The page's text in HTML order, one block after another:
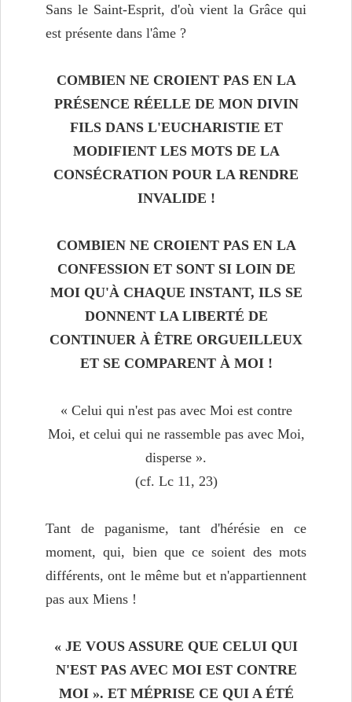
Sans le Saint-Esprit, d'où vient la Grâce qui
est présente dans l'âme ?
COMBIEN NE CROIENT PAS EN LA
PRÉSENCE RÉELLE DE MON DIVIN
FILS DANS L'EUCHARISTIE ET
MODIFIENT LES MOTS DE LA
CONSÉCRATION POUR LA RENDRE
INVALIDE !
COMBIEN NE CROIENT PAS EN LA
CONFESSION ET SONT SI LOIN DE
MOI QU'À CHAQUE INSTANT, ILS SE
DONNENT LA LIBERTÉ DE
CONTINUER À ÊTRE ORGUEILLEUX
ET SE COMPARENT À MOI !
« Celui qui n'est pas avec Moi est contre
Moi, et celui qui ne rassemble pas avec Moi,
disperse ».
(cf. Lc 11, 23)
Tant de paganisme, tant d'hérésie en ce
moment, qui, bien que ce soient des mots
différents, ont le même but et n'appartiennent
pas aux Miens !
« JE VOUS ASSURE QUE CELUI QUI
N'EST PAS AVEC MOI EST CONTRE
MOI ». ET MÉPRISE CE QUI A ÉTÉ